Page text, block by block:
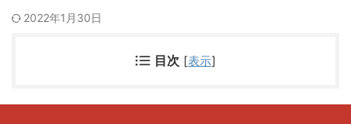
2022年1月30日
目次 [表示]